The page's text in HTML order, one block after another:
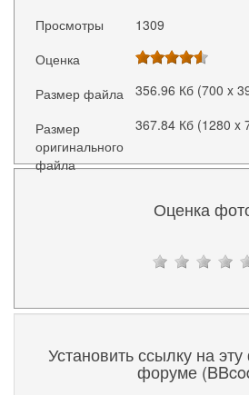
Просмотры
1309
Оценка
Размер файла
356.96 Кб (700 x
Размер
оригинального
файла
367.84 Кб (1280 x
Оценка
Установить ссылку на
форуме